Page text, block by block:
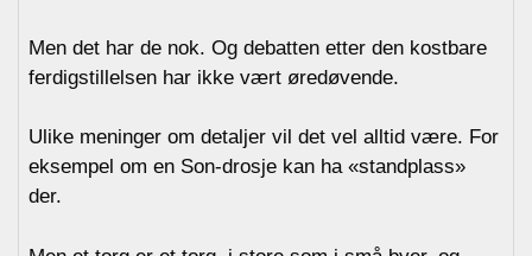
Men det har de nok. Og debatten etter den kostbare
ferdigstillelsen har ikke vært øredøvende.
Ulike meninger om detaljer vil det vel alltid være. For
eksempel om en Son-drosje kan ha «standplass»
der.